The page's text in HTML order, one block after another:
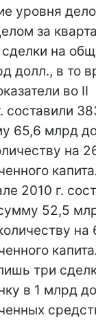
уровня
за
на
долл., в то
во II
составили
65,6 млрд
на
2010 г.
52,5
на
три
в 1 млрд